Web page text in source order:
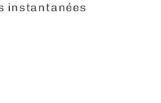
instantanées